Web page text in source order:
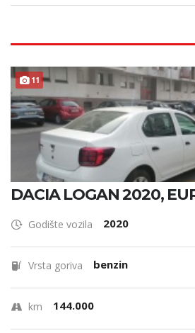
11
DACIA LOGAN 2020,
Godište vozila 2020
Vrsta goriva benzin
km 144.000